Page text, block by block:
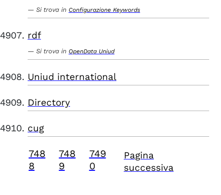
Si trova in Configurazione Keywords
rdf
Si trova in OpenData Uniud
Uniud international
Directory
cug
748
8
748
9
749
0
Pagina
successiva